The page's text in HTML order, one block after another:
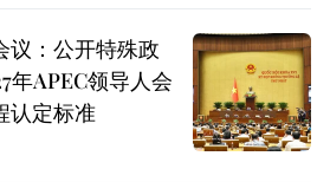
议：公开特殊政
年APEC领导人会
认定标准